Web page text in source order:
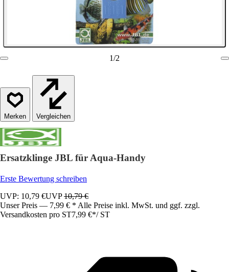
1/2
Vergleichen
Ersatzklinge JBL für Aqua-Handy
Erste Bewertung schreiben
UVP: 10,79 €UVP10,79 €
Unser Preis — 7,99 € * Alle Preise inkl. MwSt. und ggf. zzgl.
Versandkosten pro ST7,99 €*/ ST